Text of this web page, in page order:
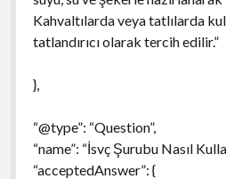
Kahvaltılarda veya tatlılarda
tatlandırıcı olarak tercih edilir.”
},
“@type”: “Question”,
“name”: “İsvç Şurubu Nasıl
“acceptedAnswer”: {